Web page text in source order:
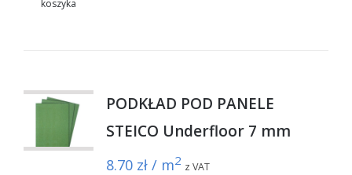
koszyka
PODKŁAD POD PANELE
STEICO Underfloor 7 mm
8.70 zł / m2 z VAT